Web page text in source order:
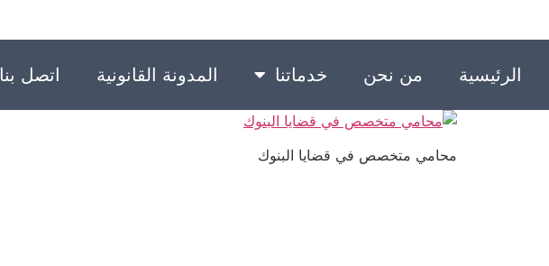
الرئيسية من نحن خدماتنا المدونة القانونية اتصل بنا
محامي متخصص في قضايا البنوك